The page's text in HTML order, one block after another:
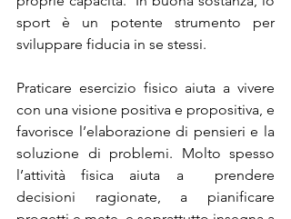
sport è un potente strumento per
sviluppare fiducia in se stessi.
Praticare esercizio fisico aiuta a vivere
con una visione positiva e propositiva, e
favorisce l’elaborazione di pensieri e la
soluzione di problemi. Molto spesso
l’attività fisica aiuta a  prendere
decisioni ragionate, a pianificare